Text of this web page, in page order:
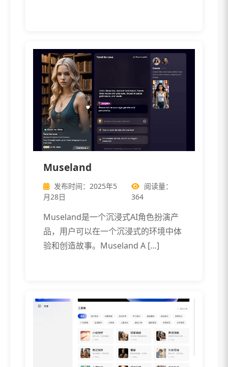
Museland
发布时间：2025年5
月28日
阅读量：
364
Museland是一个沉浸式AI角色扮演产
品，用户可以在一个沉浸式的环境中体
验和创造故事。Museland A […]